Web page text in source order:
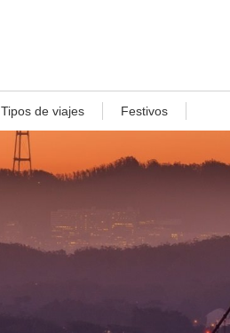
Tipos de viajes Festivos